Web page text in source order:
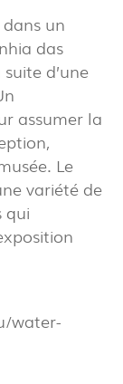
un
das
d’une
assumer la
Le
variété de
qui
water-